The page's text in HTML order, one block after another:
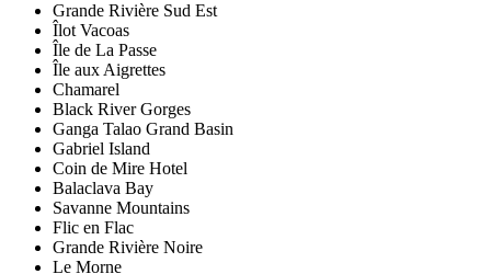
Grande Rivière Sud Est
Îlot Vacoas
Île de La Passe
Île aux Aigrettes
Chamarel
Black River Gorges
Ganga Talao Grand Basin
Gabriel Island
Coin de Mire Hotel
Balaclava Bay
Savanne Mountains
Flic en Flac
Grande Rivière Noire
Le Morne